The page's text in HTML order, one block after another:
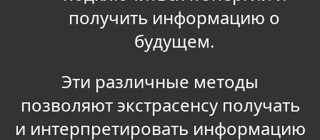
получить информацию о
будущем.
Эти различные методы
позволяют экстрасенсу получать
и интерпретировать информацию